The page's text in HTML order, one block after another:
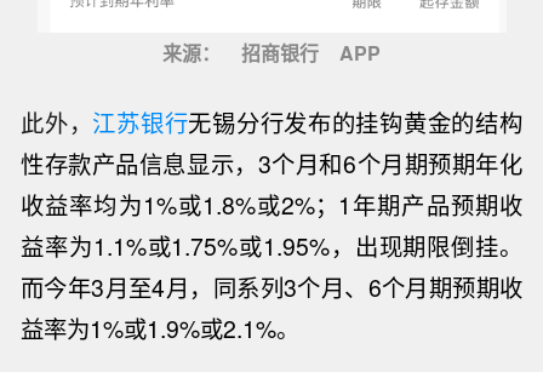
来源： 招商银行 APP
此外， 江苏银行无锡分行发布的挂钩黄金的结构
性存款产品信息显示，3个月和6个月期预期年化
收益率均为1%或1.8%或2%；1年期产品预期收
益率为1.1%或1.75%或1.95%，出现期限倒挂。
而今年3月至4月，同系列3个月、6个月期预期收
益率为1%或1.9%或2.1%。